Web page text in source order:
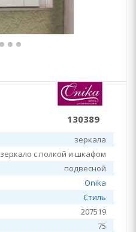
130389
зеркала
зеркало с полкой и шкафом
подвесной
Onika
Стиль
207519
75